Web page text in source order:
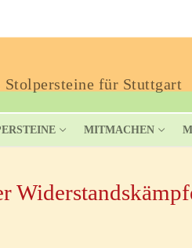
Stolpersteine für Stuttgart
MITMACHEN